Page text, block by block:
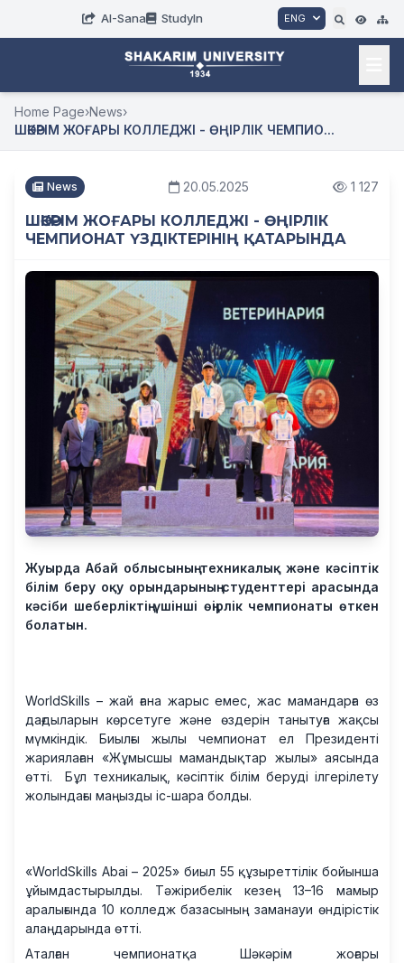
AI-Sana StudyIn ENG
Home Page›News›
ШӘКӘРІМ ЖОҒАРЫ КОЛЛЕДЖІ - ӨҢІРЛІК ЧЕМПИО...
News 20.05.2025 1 127
ШӘКӘРІМ ЖОҒАРЫ КОЛЛЕДЖІ - ӨҢІРЛІК
ЧЕМПИОНАТ ҮЗДІКТЕРІНІҢ ҚАТАРЫНДА
Жуырда Абай облысының техникалық және кәсіптік
білім беру оқу орындарының студенттері арасында
кәсіби шеберліктің үшінші өңірлік чемпионаты өткен
болатын.
WorldSkills – жай ғана жарыс емес, жас мамандарға өз
дағдыларын көрсетуге және өздерін танытуға жақсы
мүмкіндік. Биылғы жылы чемпионат ел Президенті
жариялаған «Жұмысшы мамандықтар жылы» аясында
өтті. Бұл техникалық, кәсіптік білім беруді ілгерілету
жолындағы маңызды іс-шара болды.
«WorldSkills Abai – 2025» биыл 55 құзыреттілік бойынша
ұйымдастырылды. Тәжірибелік кезең 13–16 мамыр
аралығында 10 колледж базасының заманауи өндірістік
алаңдарында өтті.
Аталған чемпионатқа Шәкәрім жоғары